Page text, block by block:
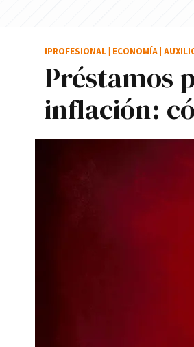
Préstamos
inflación:
IPROFESIONAL ECONOMÍA